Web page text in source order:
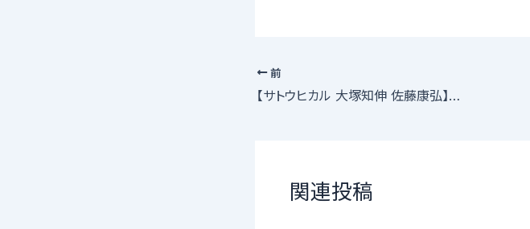
前
【サトウヒカル 大塚知伸 佐藤康弘】所属の事務所 株式会社アグア オーディション
関連投稿